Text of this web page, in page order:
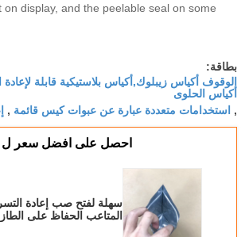
on display, and the peelable seal on some
est très nette et le service client était
بطاقة:
الوقوف أكياس زيبلوك,أكياس بلاستيكية قابلة لإعادة
أكياس الحلوى
, استخدامات متعددة عبارة عن عبوات كيس قائمة ,
احصل على افضل سعر ل
سهلة لفتح صب إعادة
المتاعب الحفاظ على